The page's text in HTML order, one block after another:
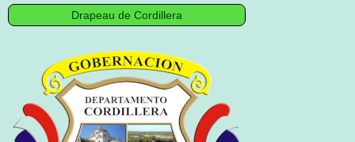
Drapeau de Cordillera